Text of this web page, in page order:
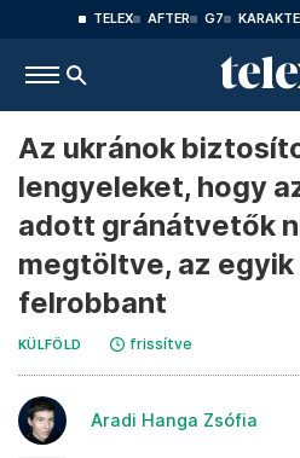
TELEX AFTER G7
Az ukránok
lengyeleket, hogy
adott gránátvetők
megtöltve, az egyik
felrobbant
KÜLFÖLD frissítve
Aradi Hanga Zsófia